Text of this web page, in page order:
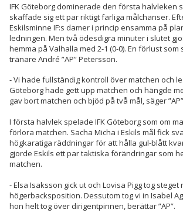
IFK Göteborg dominerade den första halvleken
skaffade sig ett par riktigt farliga målchanser.
Eskilsminne IF:s damer i princip ensamma på
ledningen. Men två ödesdigra minuter i slutet
hemma på Valhalla med 2-1 (0-0). En förlust som
tränare André ”AP” Petersson.
- Vi hade fullständig kontroll över matchen och
Göteborg hade gett upp matchen och hängde
gav bort matchen och bjöd på två mål, säger
I första halvlek spelade IFK Göteborg som om
förlora matchen. Sacha Micha i Eskils mål fick
högkaratiga räddningar för att hålla gul-blått
gjorde Eskils ett par taktiska förändringar som
matchen.
- Elsa Isaksson gick ut och Lovisa Pigg tog
högerbacksposition. Dessutom tog vi in Isabel
hon helt tog över dirigentpinnen, berättar ”AP”.